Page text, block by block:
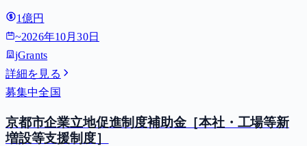
1億円
~2026年10月30日
jGrants
詳細を見る
募集中全国
京都市企業立地促進制度補助金［本社・工場等新
増設等支援制度］